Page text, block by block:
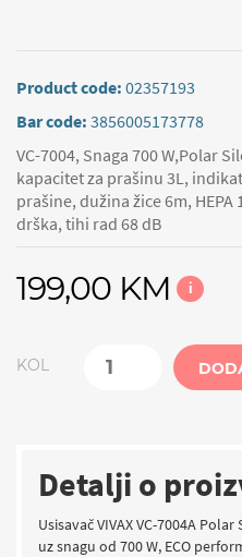
Product code: 02357193
Bar code: 3856005173778
VC-7004, Snaga 700 W,Polar
kapacitet za prašinu 3L,
prašine, dužina žice 6m,
drška, tihi rad 68 dB
199,00 KM i
KOL
Detalji o
Usisavač VIVAX VC-7004A
uz snagu od 700 W, ECO